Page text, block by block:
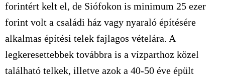
forintért kelt el, de Siófokon is minimum 25 ezer
forint volt a családi ház vagy nyaraló építésére
alkalmas építési telek fajlagos vételára. A
legkeresettebbek továbbra is a vízparthoz közel
található telkek, illetve azok a 40-50 éve épült